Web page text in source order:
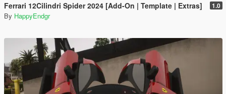
Ferrari 12Cilindri Spider 2024 [Add-On | Template | Extras] 1.0
By HappyEndgr